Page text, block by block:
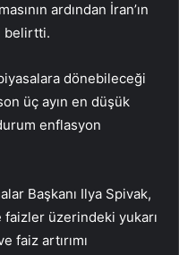
ardından İran’ın
belirtti.
dönebileceği
üç ayın en düşük
enflasyon
Başkanı Ilya Spivak,
üzerindeki yukarı
faiz artırımı